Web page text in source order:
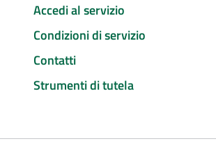
Accedi al servizio
Condizioni di servizio
Contatti
Strumenti di tutela